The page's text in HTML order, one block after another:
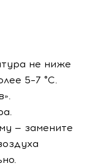
не ниже
5–7 °C.
— замените